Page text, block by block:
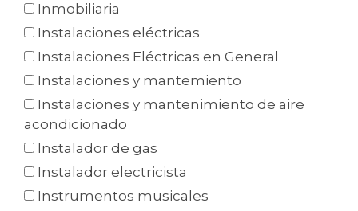
Inmobiliaria
Instalaciones eléctricas
Instalaciones Eléctricas en General
Instalaciones y mantemiento
Instalaciones y mantenimiento de aire
acondicionado
Instalador de gas
Instalador electricista
Instrumentos musicales